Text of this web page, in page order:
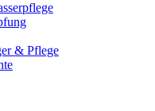
& Pflege